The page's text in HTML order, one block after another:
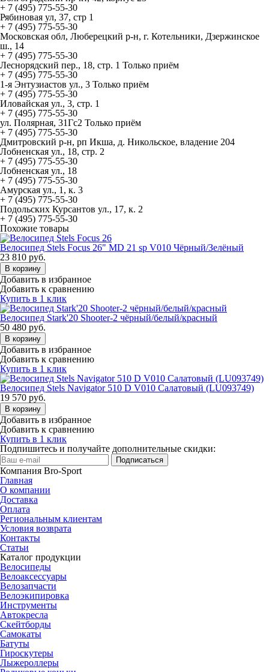
+ 7 (495) 775-55-30
Рябиновая ул, 37, стр 1
+ 7 (495) 775-55-30
Московская обл, Люберецкий р-н, г. Котельники, Дзержинское
ш., 14
+ 7 (495) 775-55-30
Леснорядский пер., 18, стр. 1 Только приём
+ 7 (495) 775-55-30
1-я Энтузиастов ул., 3 Только приём
+ 7 (495) 775-55-30
Иловайская ул., 3, стр. 1
+ 7 (495) 775-55-30
ул. Полярная, 31Гс2 Только приём
+ 7 (495) 775-55-30
Дмитровский р-н, рп Икша, д. Никольское, владение 204
Лобненская ул., 18, стр. 2
+ 7 (495) 775-55-30
Лобненская ул., 18
+ 7 (495) 775-55-30
Амурская ул., 1, к. 3
+ 7 (495) 775-55-30
Подольских Курсантов ул., 17, к. 2
+ 7 (495) 775-55-30
Похожие товары
Велосипед Stels Focus 26" MD 21 sp V010 Чёрный/Зелёный
23 810 руб.
В корзину
Добавить в избранное
Добавить к сравнению
Купить в 1 клик
Велосипед Stark'20 Shooter-2 чёрный/белый/красный
50 480 руб.
В корзину
Добавить в избранное
Добавить к сравнению
Купить в 1 клик
Велосипед Stels Navigator 510 D V010 Салатовый (LU093749)
19 570 руб.
В корзину
Добавить в избранное
Добавить к сравнению
Купить в 1 клик
Подпишитесь и получайте дополнительные скидки:
Подписаться
Компания Bro-Sport
Главная
О компании
Доставка
Оплата
Региональным клиентам
Условия возврата
Контакты
Статьи
Каталог продукции
Велосипеды
Велоаксессуары
Велозапчасти
Велоэкипировка
Инструменты
Автокресла
Скейтборды
Самокаты
Батуты
Гироскутеры
Лыжероллеры